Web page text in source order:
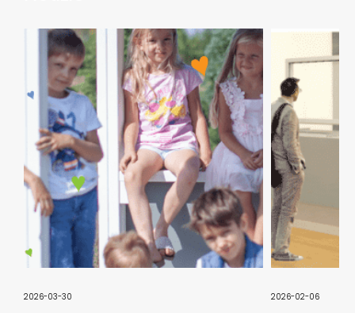
2026-03-30 2026-02-06